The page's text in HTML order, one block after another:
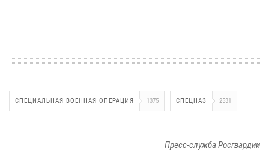
СПЕЦИАЛЬНАЯ ВОЕННАЯ ОПЕРАЦИЯ 1375 СПЕЦНАЗ 2531
Пресс-служба Росгвардии